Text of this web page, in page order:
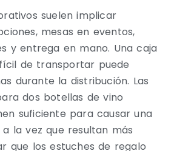
suelen implicar
mesas en eventos,
y entrega en mano. Una caja
de transportar puede
durante la distribución. Las
dos botellas de vino
suficiente para causar una
la vez que resultan más
que los estuches de regalo